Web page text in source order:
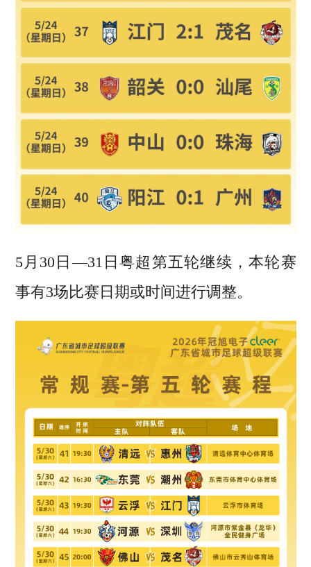
5月30日—31日粤超第五轮继续，本轮赛
事有3场比赛日期或时间进行调整。